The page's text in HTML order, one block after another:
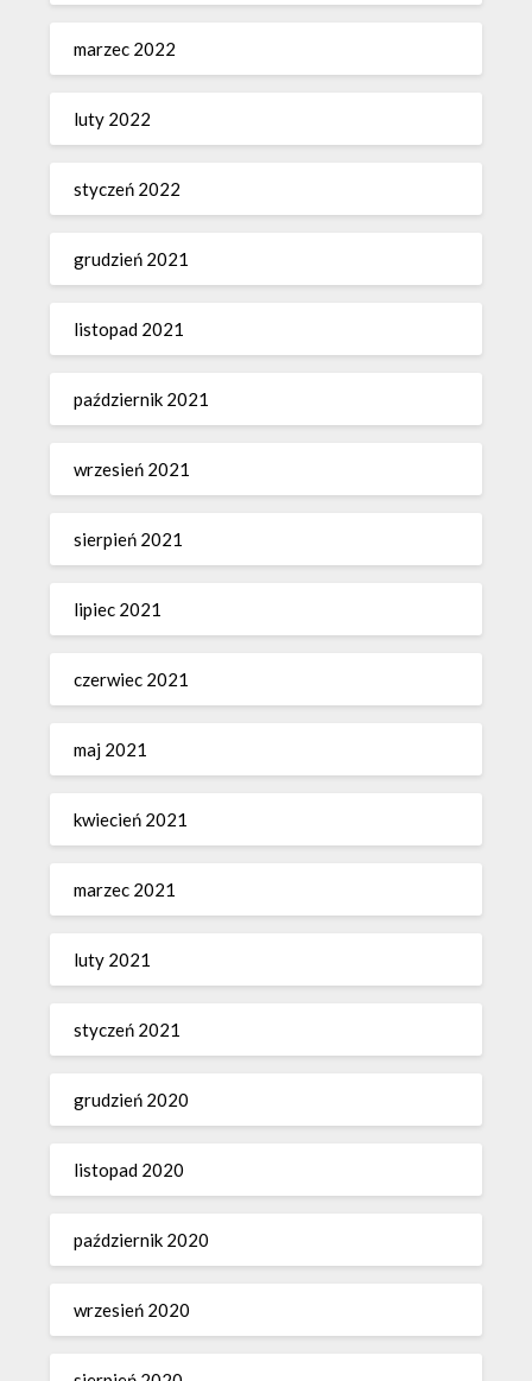
marzec 2022
luty 2022
styczeń 2022
grudzień 2021
listopad 2021
październik 2021
wrzesień 2021
sierpień 2021
lipiec 2021
czerwiec 2021
maj 2021
kwiecień 2021
marzec 2021
luty 2021
styczeń 2021
grudzień 2020
listopad 2020
październik 2020
wrzesień 2020